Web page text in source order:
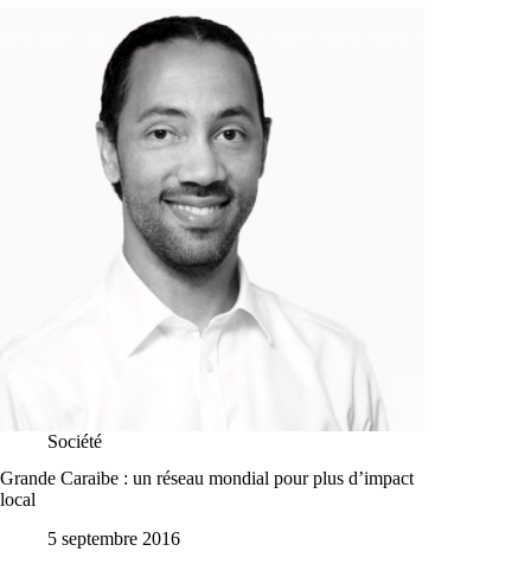
Société
Grande Caraibe : un réseau mondial pour plus d’impact
local
5 septembre 2016